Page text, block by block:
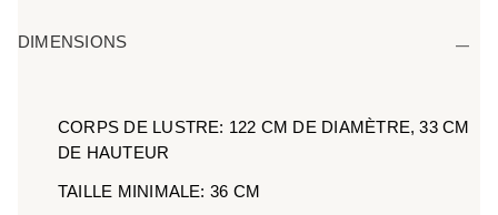
DIMENSIONS
CORPS DE LUSTRE: 122 CM DE DIAMÈTRE, 33 CM
DE HAUTEUR
TAILLE MINIMALE: 36 CM